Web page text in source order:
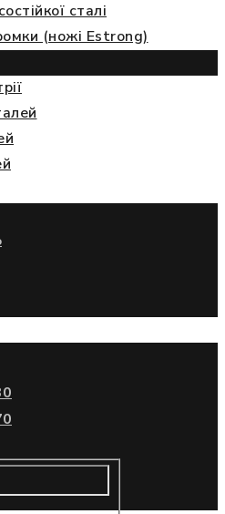
сталі
(ножі Estrong)